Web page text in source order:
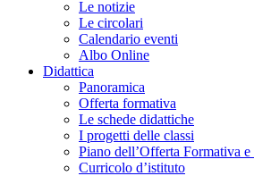
Le notizie
Le circolari
Calendario eventi
Albo Online
Didattica
Panoramica
Offerta formativa
Le schede didattiche
I progetti delle classi
Piano dell’Offerta Formativa
Curricolo d’istituto